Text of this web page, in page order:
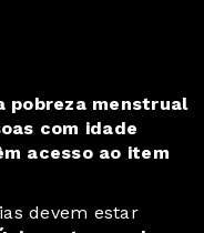
pobreza menstrual
com idade
acesso ao item
devem estar